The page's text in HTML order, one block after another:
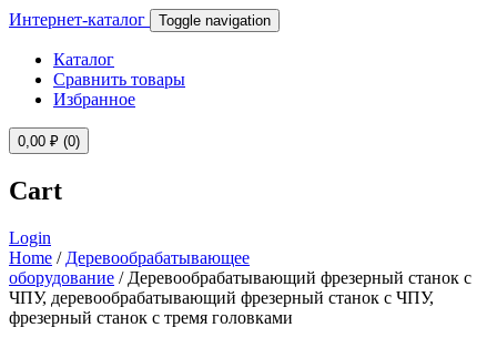
Интернет-каталог Toggle navigation
Каталог
Сравнить товары
Избранное
0,00 ₽ (0)
Cart
Login
Home / Деревообрабатывающее
оборудование / Деревообрабатывающий фрезерный станок с
ЧПУ, деревообрабатывающий фрезерный станок с ЧПУ,
фрезерный станок с тремя головками